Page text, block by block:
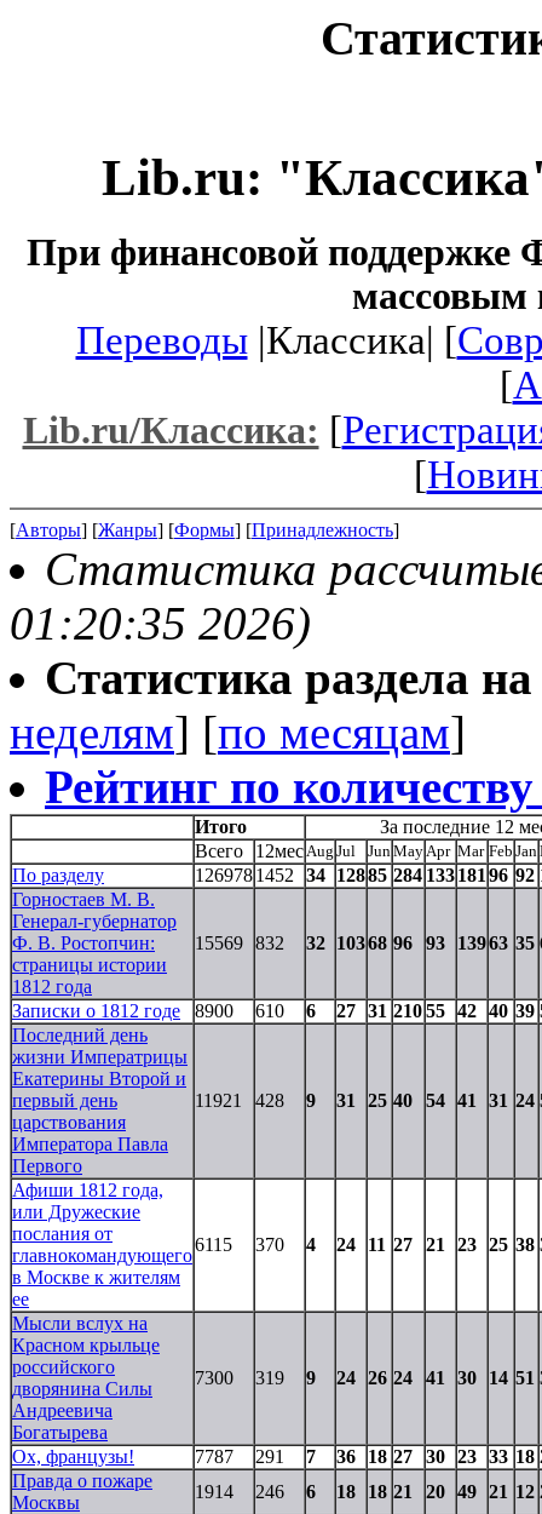
Lib.ru:
При финансовой поддержке
массовым
Переводы|Классика| [
[
Lib.ru/Классика: [
[
[Авторы] [Жанры] [Формы] [Принадлежность]
Статистика
01:20:35 2026)
Статистика раздела
неделям] [по месяцам]
Рейтинг по
Итого
За последние 12
Всего
12мес Aug Jul Jun May Apr Mar Feb Jan
По разделу 1269781452 34 12885 284 133181 96 92
Горностаев М. В.
Генерал-губернатор
Ф. В. Ростопчин:
страницы истории
1812 года
15569 832 32 10368 96 93 13963 35
Записки о 1812 годе 8900 610 6 27 31 21055 42 40 39
Последний день
жизни Императрицы
Екатерины Второй и
первый день
царствования
Императора Павла
Первого
11921 428 9 31 25 40 54 41 31 24
Афиши 1812 года,
или Дружеские
послания от
главнокомандующего
в Москве к жителям
ее
6115 370 4 24 11 27 21 23 25 38
Мысли вслух на
Красном крыльце
российского
дворянина Силы
Андреевича
Богатырева
7300 319 9 24 26 24 41 30 14 51
Ох, французы! 7787 291 7 36 18 27 30 23 33 18
Правда о пожаре
Москвы
1914 246 6 18 18 21 20 49 21 12